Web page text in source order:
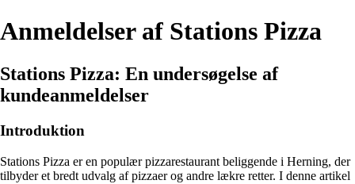
Anmeldelser af Stations Pizza
Stations Pizza: En undersøgelse af
kundeanmeldelser
Introduktion
Stations Pizza er en populær pizzarestaurant beliggende i Herning, der
tilbyder et bredt udvalg af pizzaer og andre lækre retter. I denne artikel